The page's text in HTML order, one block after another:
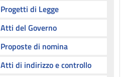
Progetti di Legge
Atti del Governo
Proposte di nomina
Atti di indirizzo e controllo